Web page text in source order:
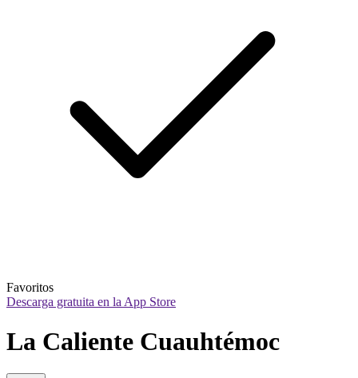
Favoritos
Descarga gratuita en la App Store
La Caliente Cuauhtémoc